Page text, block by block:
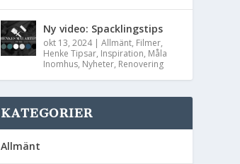
Ny video: Spacklingstips
okt 13, 2024|Allmänt, Filmer,
Henke Tipsar, Inspiration, Måla
Inomhus, Nyheter, Renovering
KATEGORIER
Allmänt